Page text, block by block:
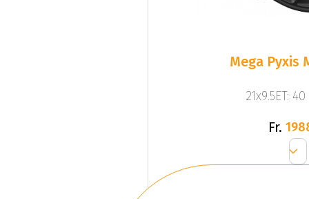
Mega Pyxis
21x9.5ET: 40
Fr.